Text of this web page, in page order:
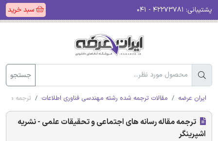
پشتیبانی: سبد خرید
جستجو
ایران عرضه مقالات ترجمه شده رشته مهندسی فناوری اطلاعات ترجمه
ترجمه مقاله رسانه های اجتماعی و تحقیقات علمی - نشریه
اشپرینگر